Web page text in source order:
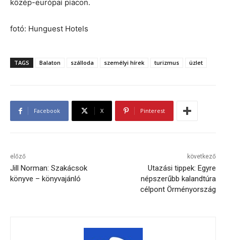
közép-európai piacon.
fotó: Hunguest Hotels
TAGS Balaton szálloda személyi hírek turizmus üzlet
Facebook X Pinterest
előző
Jill Norman: Szakácsok
könyve – könyvajánló
következő
Utazási tippek: Egyre
népszerűbb kalandtúra
célpont Örményország